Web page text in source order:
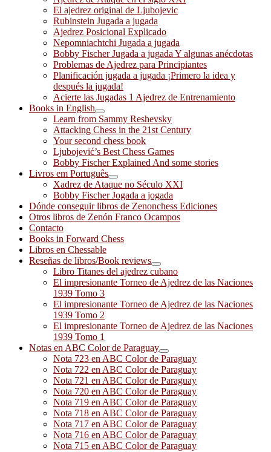
El ajedrez original de Ljubojevic
Rubinstein Jugada a jugada
Ajedrez Posicional Explicado
Nepomniachtchi Jugada a jugada
Bobby Fischer Jugada a jugada Y algunas anécdotas
Problemas de Ajedrez para Principiantes
Planificación jugada a jugada ¡Primero la idea y
después la jugada!
Acierte las Jugadas 1 Ajedrez de Entrenamiento
Books in English
Learn from Sammy Reshevsky
Attacking Chess in the 21st Century
Your second chess book
Ljubojević’s Best Chess Games
Bobby Fischer Explained And some stories
Livros em Português
Xadrez de Ataque no Século XXI
Bobby Fischer Jogada a jogada
Dónde conseguir libros de Zenonchess Ediciones
Otros libros de Zenón Franco Ocampos
Contacto
Books in Forward Chess
Libros en Chessable
Reseñas de libros/Book reviews
Libro Titanes del ajedrez cubano
El impresionante Torneo de Ajedrez de las Naciones
1939 Tomo 3
El impresionante Torneo de Ajedrez de las Naciones
1939 Tomo 2
El impresionante Torneo de Ajedrez de las Naciones
1939 Tomo 1
Notas en ABC Color de Paraguay
Nota 723 en ABC Color de Paraguay
Nota 722 en ABC Color de Paraguay
Nota 721 en ABC Color de Paraguay
Nota 720 en ABC Color de Paraguay
Nota 719 en ABC Color de Paraguay
Nota 718 en ABC Color de Paraguay
Nota 717 en ABC Color de Paraguay
Nota 716 en ABC Color de Paraguay
Nota 715 en ABC Color de Paraguay